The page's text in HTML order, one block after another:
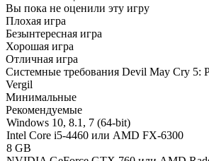
Вы пока не оценили эту игру
Плохая игра
Безынтересная игра
Хорошая игра
Отличная игра
Системные требования Devil May Cry 5:
Vergil
Минимальные
Рекомендуемые
Windows 10, 8.1, 7 (64-bit)
Intel Core i5-4460 или AMD FX-6300
8 GB